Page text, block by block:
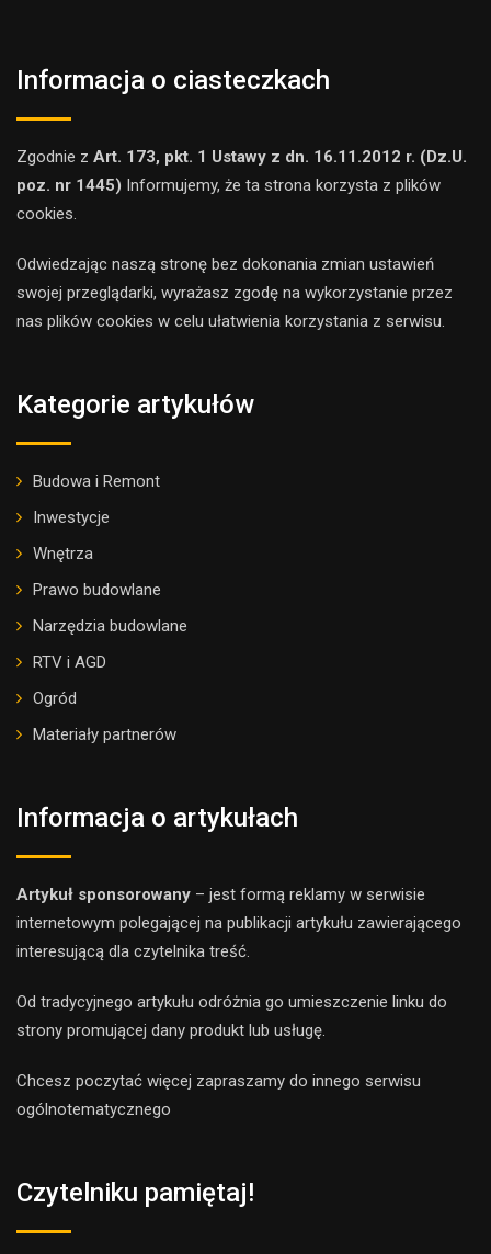
Informacja o ciasteczkach
Zgodnie z Art. 173, pkt. 1 Ustawy z dn. 16.11.2012 r. (Dz.U.
poz. nr 1445) Informujemy, że ta strona korzysta z plików
cookies.
Odwiedzając naszą stronę bez dokonania zmian ustawień
swojej przeglądarki, wyrażasz zgodę na wykorzystanie przez
nas plików cookies w celu ułatwienia korzystania z serwisu.
Kategorie artykułów
Budowa i Remont
Inwestycje
Wnętrza
Prawo budowlane
Narzędzia budowlane
RTV i AGD
Ogród
Materiały partnerów
Informacja o artykułach
Artykuł sponsorowany – jest formą reklamy w serwisie
internetowym polegającej na publikacji artykułu zawierającego
interesującą dla czytelnika treść.
Od tradycyjnego artykułu odróżnia go umieszczenie linku do
strony promującej dany produkt lub usługę.
Chcesz poczytać więcej zapraszamy do innego serwisu
ogólnotematycznego
Czytelniku pamiętaj!